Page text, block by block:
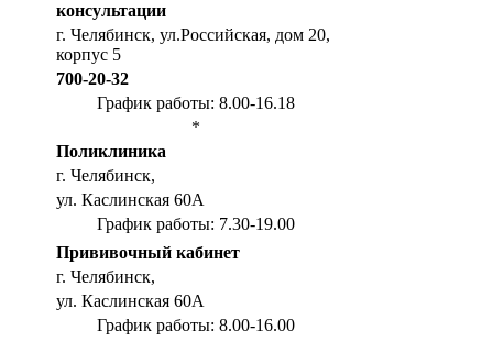
консультации
г. Челябинск, ул.Российская, дом 20,
корпус 5
700-20-32
График работы: 8.00-16.18
*
Поликлиника
г. Челябинск,
ул. Каслинская 60А
График работы: 7.30-19.00
Прививочный кабинет
г. Челябинск,
ул. Каслинская 60А
График работы: 8.00-16.00